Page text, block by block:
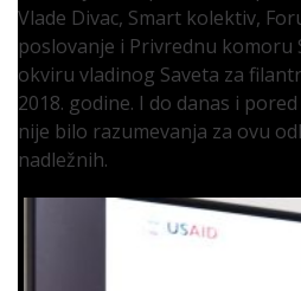
Vlade Divac, Smart kolektiv,
poslovanje i Privrednu komoru
okviru vladinog Saveta za
2018. godine. I do danas i
nije bilo razumevanja za ovu
nadležnih.